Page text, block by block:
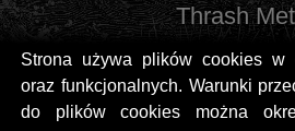
Strona używa plików cookies w
oraz funkcjonalnych. Warunki
do plików cookies można
Thrash